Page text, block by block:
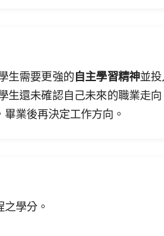
生需要更強的自主學習精神並
還未確認自己未來的職業走向
業後再決定工作方向。
學分。